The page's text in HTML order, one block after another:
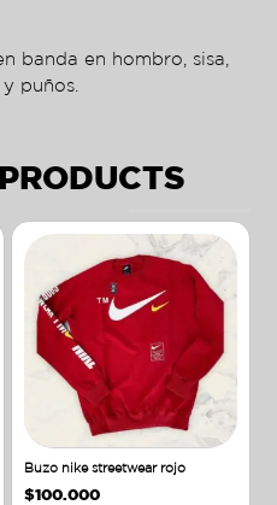
banda en hombro, sisa,
puños.
Buzo nike streetwear rojo
$100.000